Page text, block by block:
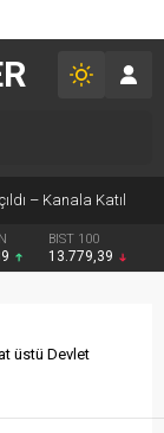
– Kanala Katıl
BIST 100
13.779,39
üstü Devlet